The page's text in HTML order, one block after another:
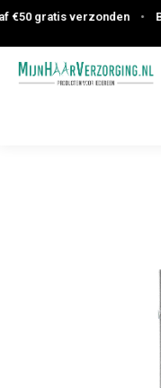
gratis verzonden •